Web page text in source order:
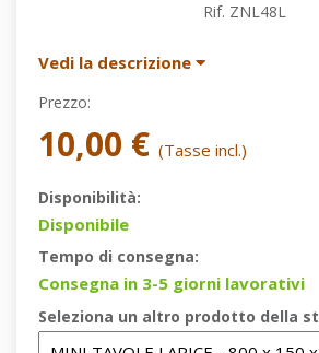
Rif. ZNL48L
Vedi la descrizione
Prezzo:
10,00 € (Tasse incl.)
Disponibilità:
Disponibile
Tempo di consegna:
Consegna in 3-5 giorni lavorativi
Seleziona un altro prodotto della